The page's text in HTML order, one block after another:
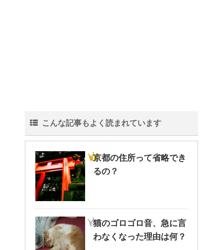
こんな記事もよく読まれています
京都の住所って省略でき
るの？
猫のゴロゴロ音、急に言
わなくなった理由は何？